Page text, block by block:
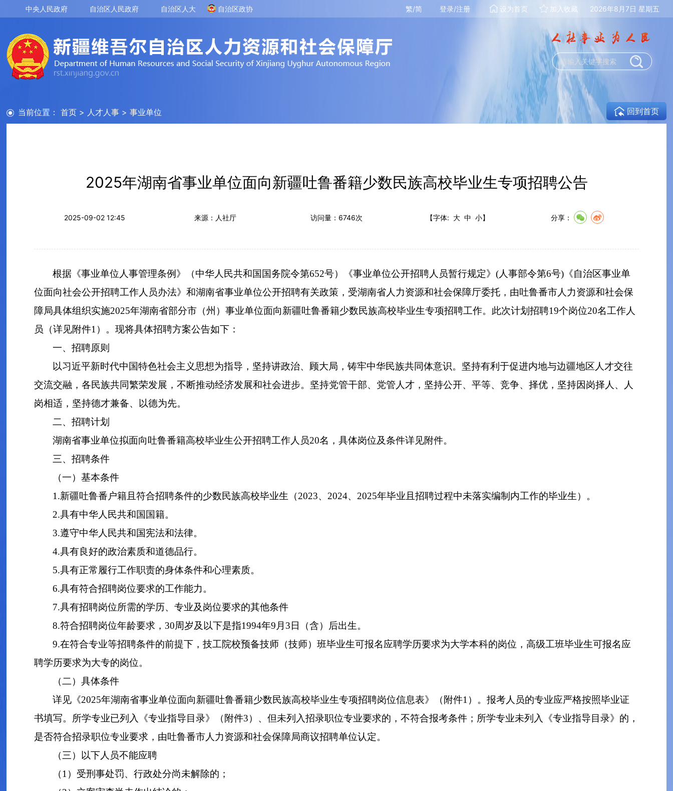
中央人民政府 自治区人民政府 自治区人大 自治区政协 2026年8月7日 星期五
加入收藏
设为首页
登录/注册
繁/简
当前位置： 首页 > 人才人事 > 事业单位 回到首页
2025年湖南省事业单位面向新疆吐鲁番籍少数民族高校毕业生专项招聘公告
2025-09-02 12:45 来源：人社厅 访问量： 6746次 【字体: 大 中 小】 分享：
根据《事业单位人事管理条例》（中华人民共和国国务院令第652号）《事业单位公开招聘人员暂行规定》(人事部令第6号)《自治区事业单
位面向社会公开招聘工作人员办法》和湖南省事业单位公开招聘有关政策，受湖南省人力资源和社会保障厅委托，由吐鲁番市人力资源和社会保
障局具体组织实施2025年湖南省部分市（州）事业单位面向新疆吐鲁番籍少数民族高校毕业生专项招聘工作。此次计划招聘19个岗位20名工作人
员（详见附件1）。现将具体招聘方案公告如下：
一、招聘原则
以习近平新时代中国特色社会主义思想为指导，坚持讲政治、顾大局，铸牢中华民族共同体意识。坚持有利于促进内地与边疆地区人才交往
交流交融，各民族共同繁荣发展，不断推动经济发展和社会进步。坚持党管干部、党管人才，坚持公开、平等、竞争、择优，坚持因岗择人、人
岗相适，坚持德才兼备、以德为先。
二、招聘计划
湖南省事业单位拟面向吐鲁番籍高校毕业生公开招聘工作人员20名，具体岗位及条件详见附件。
三、招聘条件
（一）基本条件
1.新疆吐鲁番户籍且符合招聘条件的少数民族高校毕业生（2023、2024、2025年毕业且招聘过程中未落实编制内工作的毕业生）。
2.具有中华人民共和国国籍。
3.遵守中华人民共和国宪法和法律。
4.具有良好的政治素质和道德品行。
5.具有正常履行工作职责的身体条件和心理素质。
6.具有符合招聘岗位要求的工作能力。
7.具有招聘岗位所需的学历、专业及岗位要求的其他条件
8.符合招聘岗位年龄要求，30周岁及以下是指1994年9月3日（含）后出生。
9.在符合专业等招聘条件的前提下，技工院校预备技师（技师）班毕业生可报名应聘学历要求为大学本科的岗位，高级工班毕业生可报名应
聘学历要求为大专的岗位。
（二）具体条件
详见《2025年湖南省事业单位面向新疆吐鲁番籍少数民族高校毕业生专项招聘岗位信息表》（附件1）。报考人员的专业应严格按照毕业证
书填写。所学专业已列入《专业指导目录》（附件3）、但未列入招录职位专业要求的，不符合报考条件；所学专业未列入《专业指导目录》的，
是否符合招录职位专业要求，由吐鲁番市人力资源和社会保障局商议招聘单位认定。
（三）以下人员不能应聘
（1）受刑事处罚、行政处分尚未解除的；